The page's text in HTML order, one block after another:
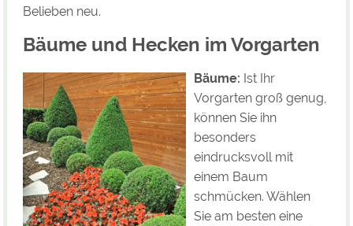
Belieben neu.
Bäume und Hecken im Vorgarten
Bäume: Ist Ihr
Vorgarten groß genug,
können Sie ihn
besonders
eindrucksvoll mit
einem Baum
schmücken. Wählen
Sie am besten eine